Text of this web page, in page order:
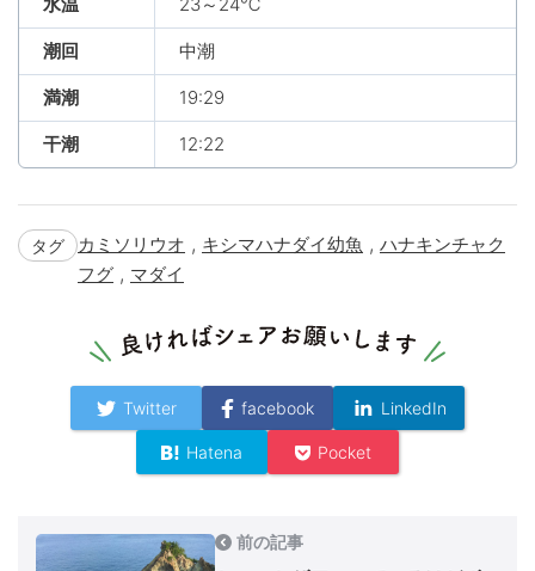
水温 23～24℃
潮回 中潮
満潮 19:29
干潮 12:22
タグ カミソリウオ , キシマハナダイ幼魚 , ハナキンチャク
フグ , マダイ
Twitter facebook LinkedIn
Hatena Pocket
前の記事